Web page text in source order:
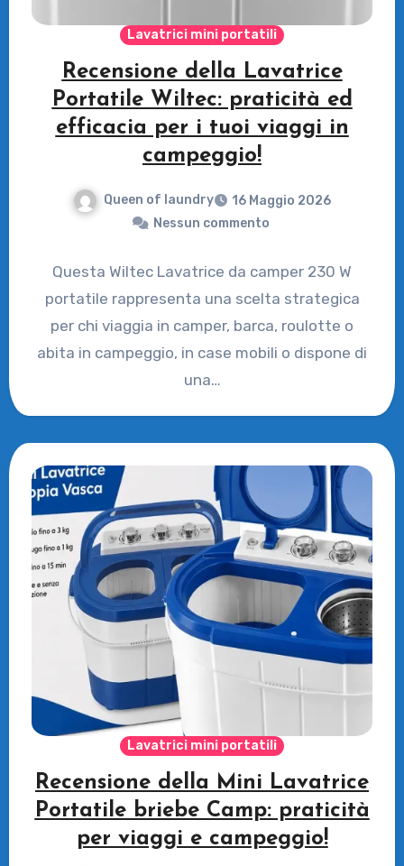
Lavatrici mini portatili
Recensione della Lavatrice
Portatile Wiltec: praticità ed
efficacia per i tuoi viaggi in
campeggio!
Queen of laundry
16 Maggio 2026
Nessun commento
Questa Wiltec Lavatrice da camper 230 W
portatile rappresenta una scelta strategica
per chi viaggia in camper, barca, roulotte o
abita in campeggio, in case mobili o dispone di
una…
Lavatrici mini portatili
Recensione della Mini Lavatrice
Portatile briebe Camp: praticità
per viaggi e campeggio!